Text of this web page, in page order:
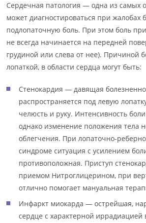
Сердечная патология — одна из самых
может диагностироваться при жалобах
подлопаточную боль. При этом боль
не всегда начинается на передней
грудиной или слева от нее). Причиной
лопаткой, в области сердца могут быть:
Стенокардия — давящая
распространяется под левую
челюсть и руку. Интенсивность
однако изменение положения тела
облегчения. При лопаточно-
синдроме ситуация с усилением
противоположная. Приступ
приемом Нитроглицерином, при
отлично помогает мануальная
Инфаркт миокарда — острейшая,
сердце с характерной иррадиацией